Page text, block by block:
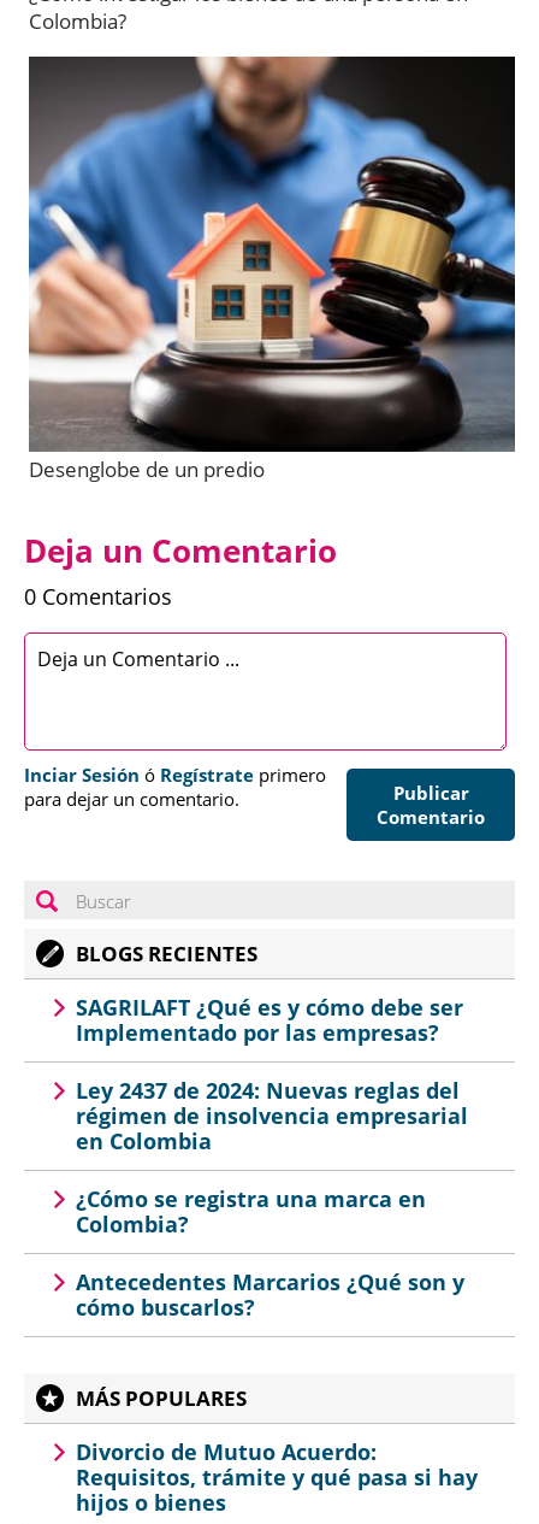
Colombia?
Desenglobe de un predio
Deja un Comentario
0 Comentarios
Publicar
Comentario
Inciar Sesión ó Regístrate primero
para dejar un comentario.
BLOGS RECIENTES
SAGRILAFT ¿Qué es y cómo debe ser
Implementado por las empresas?
Ley 2437 de 2024: Nuevas reglas del
régimen de insolvencia empresarial
en Colombia
¿Cómo se registra una marca en
Colombia?
Antecedentes Marcarios ¿Qué son y
cómo buscarlos?
MÁS POPULARES
Divorcio de Mutuo Acuerdo:
Requisitos, trámite y qué pasa si hay
hijos o bienes